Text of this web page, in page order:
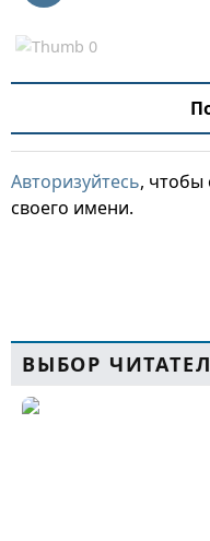
Авторизуйтесь, чтобы
своего имени.
ВЫБОР